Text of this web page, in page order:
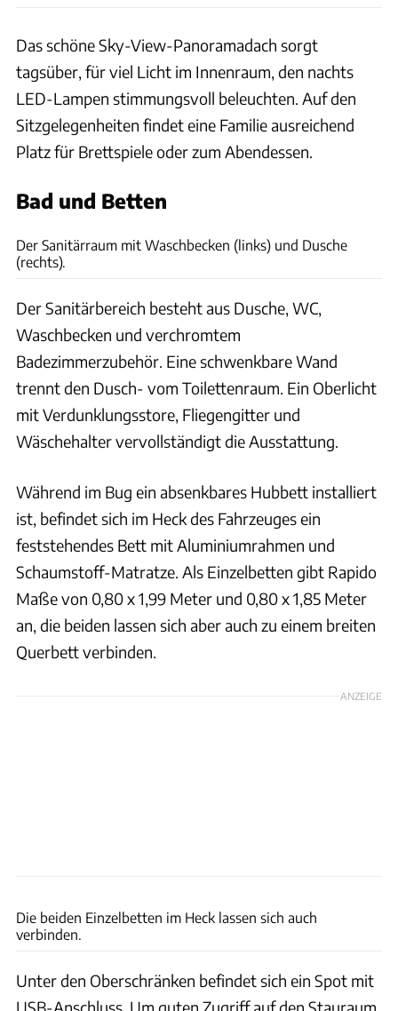
Das schöne Sky-View-Panoramadach sorgt
tagsüber, für viel Licht im Innenraum, den nachts
LED-Lampen stimmungsvoll beleuchten. Auf den
Sitzgelegenheiten findet eine Familie ausreichend
Platz für Brettspiele oder zum Abendessen.
Bad und Betten
Der Sanitärraum mit Waschbecken (links) und Dusche
(rechts).
Der Sanitärbereich besteht aus Dusche, WC,
Waschbecken und verchromtem
Badezimmerzubehör. Eine schwenkbare Wand
trennt den Dusch- vom Toilettenraum. Ein Oberlicht
mit Verdunklungsstore, Fliegengitter und
Wäschehalter vervollständigt die Ausstattung.
Während im Bug ein absenkbares Hubbett installiert
ist, befindet sich im Heck des Fahrzeuges ein
feststehendes Bett mit Aluminiumrahmen und
Schaumstoff-Matratze. Als Einzelbetten gibt Rapido
Maße von 0,80 x 1,99 Meter und 0,80 x 1,85 Meter
an, die beiden lassen sich aber auch zu einem breiten
Querbett verbinden.
ANZEIGE
Die beiden Einzelbetten im Heck lassen sich auch
verbinden.
Unter den Oberschränken befindet sich ein Spot mit